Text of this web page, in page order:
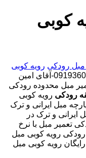
کوبی
مبل رودکی رویه کوبی
30 در صد تخفیف بیمه رایگان 09193609760-آقای امین
مبل محدوده رودکی
رودکی رویه کوبی
مبل ایرانی و ترک
ایرانی و ترک در
تعمیر مبل با نرخ
رودکی رویه کوبی مبل
رویه کوبی مبل